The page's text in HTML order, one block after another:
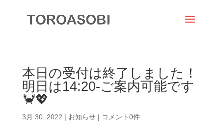
本日の受付は終了しました！
明日は14:20-ご案内可能です
🦀💖
3月 30, 2022 | お知らせ| コメント0件